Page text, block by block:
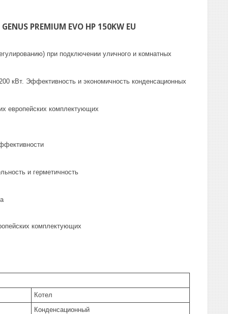
PREMIUM EVO HP 150KW EU
при подключении уличного и комнатных
кВт. Эффективность и экономичность конденсационных
европейских комплектующих
и герметичность
комплектующих
Котел
Конденсационный